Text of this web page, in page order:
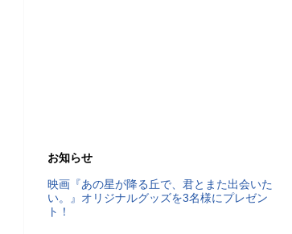
お知らせ
映画『あの星が降る丘で、君とまた出会いた
い。』オリジナルグッズを3名様にプレゼン
ト！